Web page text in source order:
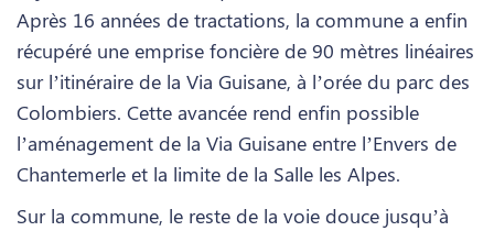
Après 16 années de tractations, la commune a enfin
récupéré une emprise foncière de 90 mètres linéaires
sur l’itinéraire de la Via Guisane, à l’orée du parc des
Colombiers. Cette avancée rend enfin possible
l’aménagement de la Via Guisane entre l’Envers de
Chantemerle et la limite de la Salle les Alpes.
Sur la commune, le reste de la voie douce jusqu’à